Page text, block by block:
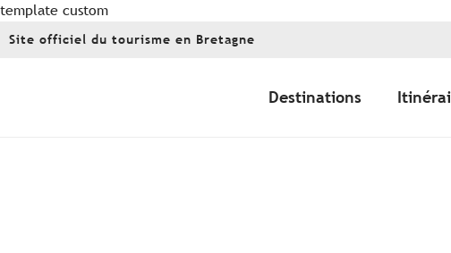
template custom
Aller
Site officiel du tourisme en Bretagne
Destinations